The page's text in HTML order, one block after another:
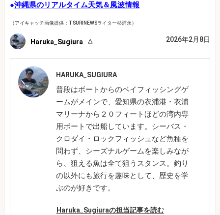
●沖縄県のリアルタイム天気＆風波情報
（アイキャッチ画像提供：TSURINEWSライター杉浦永）
Haruka_Sugiura 2026年2月8日
HARUKA_SUGIURA
普段はボートからのベイフィッシングゲ
ームがメインで、愛知県の衣浦港・衣浦
マリーナから２０フィートほどの湾内専
用ボートで出船しています。シーバス・
クロダイ・ロックフィッシュなど魚種を
問わず、シーズナルゲームを楽しみなが
ら、狙える魚は全て狙うスタンス。釣り
の以外にも旅行を趣味として、歴史を学
ぶのが好きです。
Haruka_Sugiuraの担当記事を読む